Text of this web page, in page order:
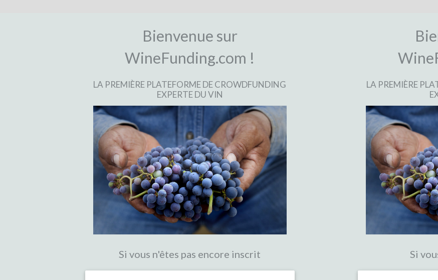
Bienvenue sur
WineFunding.com !
LA PREMIÈRE PLATEFORME DE CROWDFUNDING
EXPERTE DU VIN
Si vous n'êtes pas encore inscrit
LA PREMIÈRE
Si